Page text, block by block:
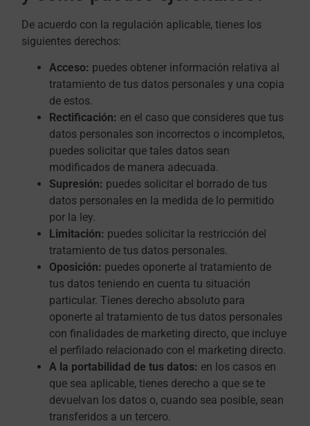
De acuerdo con la regulación aplicable, tienes los
siguientes derechos:
Acceso: puedes obtener información relativa al
tratamiento de tus datos personales y una copia
de estos.
Rectificación: en el caso que consideres que tus
datos personales son incorrectos o incompletos,
puedes solicitar que tales datos sean
modificados de manera adecuada.
Supresión: puedes solicitar el borrado de tus
datos personales en la medida de lo permitido
por la ley.
Limitación: puedes solicitar la restricción del
tratamiento de tus datos personales.
Oposición: puedes oponerte al tratamiento de
tus datos teniendo en cuenta tu situación
particular. Tienes derecho absoluto para
oponerte al tratamiento de tus datos personales
con finalidades de marketing directo, que incluye
el perfilado relacionado con el marketing directo.
A la portabilidad de tus datos: en los casos en
que sea aplicable, tienes derecho a que se te
devuelvan los datos o, cuando sea posible, sean
transferidos a un tercero.